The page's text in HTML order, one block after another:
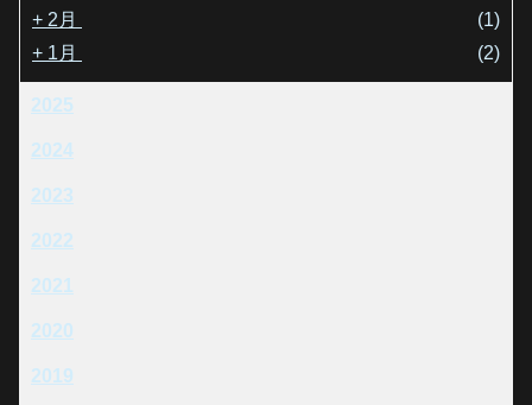
+ 2月
(1)
+ 1月 (2)
2025
2024
2023
2022
2021
2020
2019